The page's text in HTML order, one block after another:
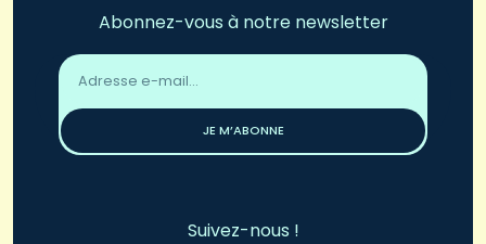
Abonnez-vous à notre newsletter
Adresse
email
JE M’ABONNE
Suivez-nous !